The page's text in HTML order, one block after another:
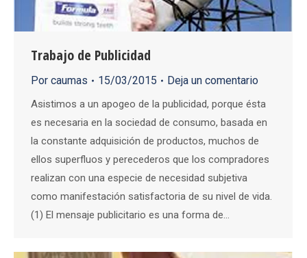
Trabajo de Publicidad
Por caumas 15/03/2015 Deja un comentario
Asistimos a un apogeo de la publicidad, porque ésta
es necesaria en la sociedad de consumo, basada en
la constante adquisición de productos, muchos de
ellos superfluos y perecederos que los compradores
realizan con una especie de necesidad subjetiva
como manifestación satisfactoria de su nivel de vida.
(1) El mensaje publicitario es una forma de…